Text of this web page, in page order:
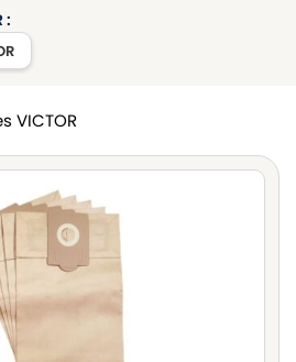
:
VICTOR